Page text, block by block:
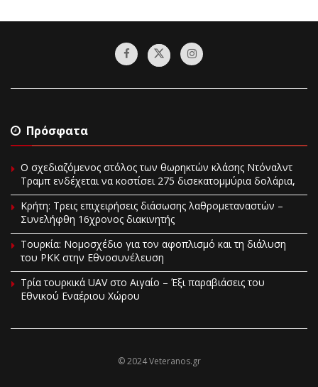
Πρόσφατα
Ο σχεδιαζόμενος στόλος των θωρηκτών κλάσης Ντόναλντ
Τραμπ ενδέχεται να κοστίσει 275 δισεκατομμύρια δολάρια,
Κρήτη: Τρεις επιχειρήσεις διάσωσης λαθρομεταναστών –
Συνελήφθη 16χρονος διακινητής
Τουρκία: Νομοσχέδιο για τον αφοπλισμό και τη διάλυση
του PKK στην Εθνοσυνέλευση
Τρία τουρκικά UAV στο Αιγαίο – Έξι παραβιάσεις του
Εθνικού Εναέριου Χώρου
© 2024 Veteranos.gr